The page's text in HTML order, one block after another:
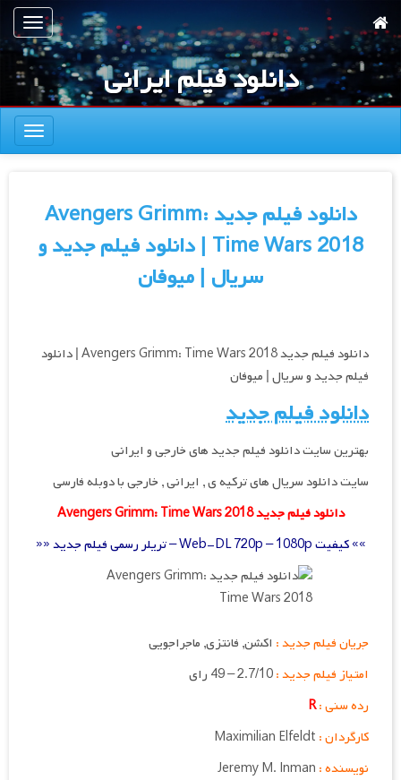
به
محتوای
اصلی
ناوبری
دانلود فیلم ایرانی
ناوبری
دانلود فیلم جدید Avengers Grimm:
Time Wars 2018 | دانلود فیلم جدید و
سریال | میوفان
دانلود فیلم جدید Avengers Grimm: Time Wars 2018 | دانلود
فیلم جدید و سریال | میوفان
دانلود فیلم جدید
بهترین سایت دانلود فیلم جدید های خارجی و ایرانی
سایت دانلود سریال های ترکیه ی , ایرانی , خارجی با دوبله فارسی
دانلود فیلم جدید Avengers Grimm: Time Wars 2018
»» کیفیت Web-DL 720p – 1080p – تریلر رسمی فیلم جدید ««
جریان فیلم جدید : اکشن, فانتزی, ماجراجویی
امتیاز فیلم جدید :
رده سنی :R
کارگردان :
نویسنده : Jeremy M. Inman